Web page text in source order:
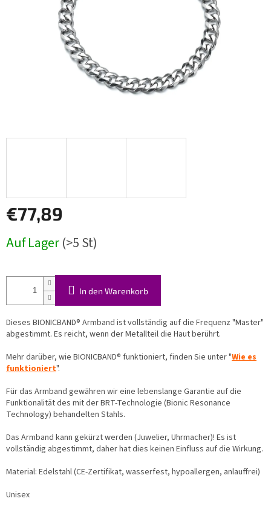
€77,89
Auf Lager(>5 St)
In den Warenkorb
Dieses BIONICBAND® Armband ist vollständig auf die Frequenz "Master"
abgestimmt. Es reicht, wenn der Metallteil die Haut berührt.
Mehr darüber, wie BIONICBAND® funktioniert, finden Sie unter "Wie es
funktioniert".
Für das Armband gewähren wir eine lebenslange Garantie auf die
Funktionalität des mit der BRT-Technologie (Bionic Resonance
Technology) behandelten Stahls.
Das Armband kann gekürzt werden (Juwelier, Uhrmacher)! Es ist
vollständig abgestimmt, daher hat dies keinen Einfluss auf die Wirkung.
Material: Edelstahl (CE-Zertifikat, wasserfest, hypoallergen, anlauffrei)
Unisex